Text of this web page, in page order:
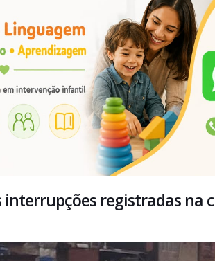
interrupções registradas na